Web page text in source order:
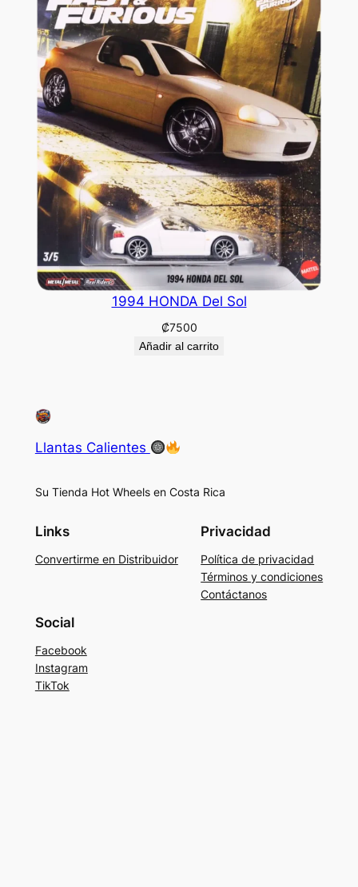
1994 HONDA Del Sol
₡7500
Añadir al carrito
Llantas Calientes
Su Tienda Hot Wheels en Costa Rica
Links
Convertirme en Distribuidor
Privacidad
Política de privacidad
Términos y condiciones
Contáctanos
Social
Facebook
Instagram
TikTok